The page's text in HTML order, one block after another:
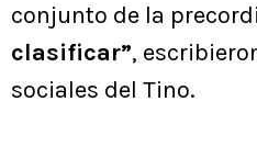
conjunto de la
clasificar”,
sociales del Tino.